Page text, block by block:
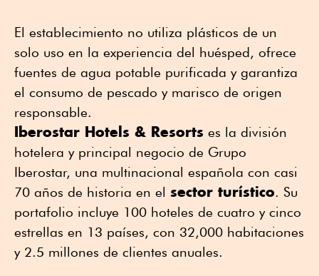
El establecimiento no utiliza plásticos de un
solo uso en la experiencia del huésped, ofrece
fuentes de agua potable purificada y garantiza
el consumo de pescado y marisco de origen
responsable.
Iberostar Hotels & Resorts es la división
hotelera y principal negocio de Grupo
Iberostar, una multinacional española con casi
70 años de historia en el sector turístico. Su
portafolio incluye 100 hoteles de cuatro y cinco
estrellas en 13 países, con 32,000 habitaciones
y 2.5 millones de clientes anuales.